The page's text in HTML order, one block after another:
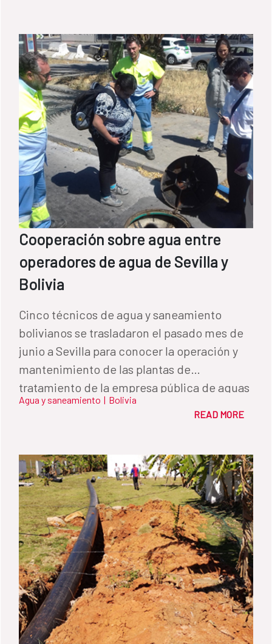
Cooperación sobre agua entre
operadores de agua de Sevilla y
Bolivia
Cinco técnicos de agua y saneamiento
bolivianos se trasladaron el pasado mes de
junio a Sevilla para conocer la operación y
mantenimiento de las plantas de
tratamiento de la empresa pública de aguas
de Sevilla EMASESA.
Agua y saneamiento | Bolivia
READ MORE